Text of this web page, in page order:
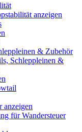
anzeigen
& Zubehör
Schleppleinen &
anzeigen
für Wandersteuer